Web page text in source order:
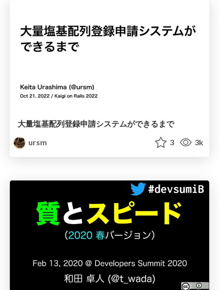
大量塩基配列登録申請システムができるまで
ursm
3 3k